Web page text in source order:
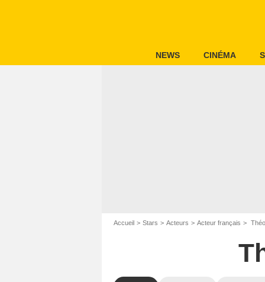
NEWS CINÉMA
Accueil Stars Acteurs Acteur français